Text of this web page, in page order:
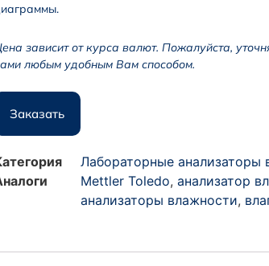
зависит от курса валют. Пожалуйста,
любым удобным Вам способом.
Заказать
Лабораторные анализаторы
Mettler Toledo, анализатор
анализаторы влажности,